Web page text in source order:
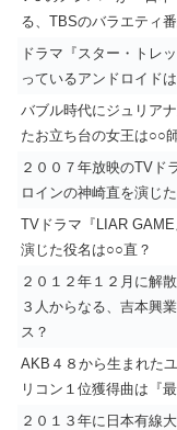
る、TBSのバラエティ
ドラマ『スター・トレ
っているアンドロイド
バブル時代にジュリア
たお立ち台の女王は○○
２００７年放映のTVド
ロインの神崎直を演じ
TVドラマ『LIAR
演じた役名は○○直？
２０１２年１２月に解
３人からなる、吉本興
ス？
AKB４８から生まれた
リコン１位獲得曲は『
２０１３年に日本有線